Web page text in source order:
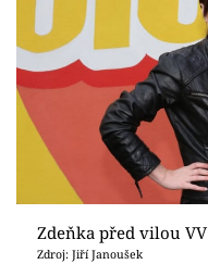
Showbyznys
Youtubeři
Virály
Sex a vztahy
Videa
Zdeňka před vilou VV
Zdroj: Jiří Janoušek